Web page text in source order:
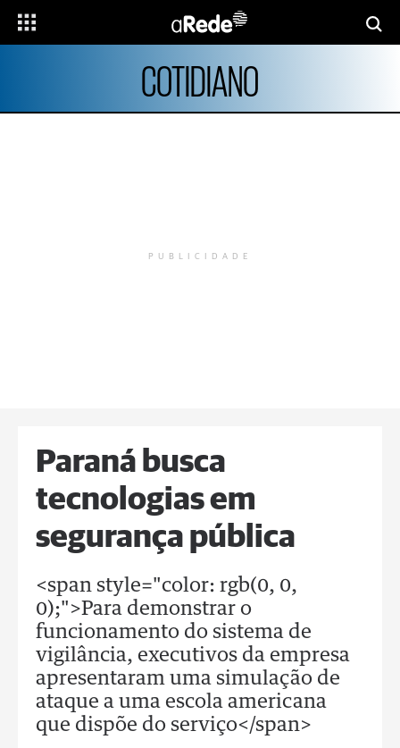
COTIDIANO
PUBLICIDADE
Paraná busca
tecnologias em
segurança pública
<span style="color: rgb(0, 0,
0);">Para demonstrar o
funcionamento do sistema de
vigilância, executivos da empresa
apresentaram uma simulação de
ataque a uma escola americana
que dispõe do serviço</span>